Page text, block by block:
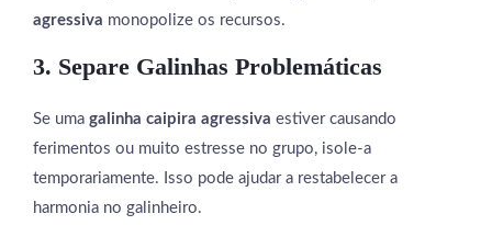
agressiva monopolize os recursos.
3. Separe Galinhas Problemáticas
Se uma galinha caipira agressiva estiver causando
ferimentos ou muito estresse no grupo, isole-a
temporariamente. Isso pode ajudar a restabelecer a
harmonia no galinheiro.